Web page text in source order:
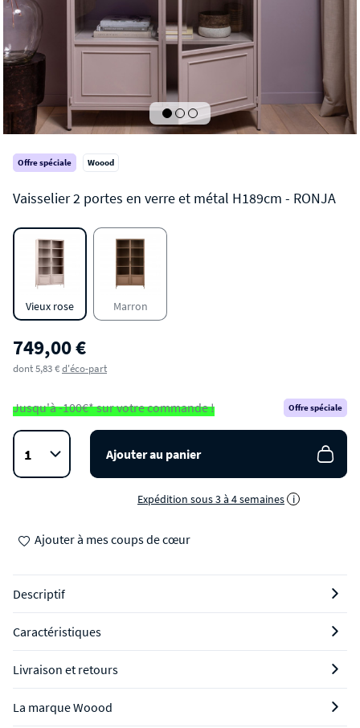
Offre spéciale Woood
RONJA
Vaisselier 2 portes en verre et métal H189cm
Vieux rose Marron
749,00 €
dont 5,83 €d'éco-part
Jusqu'à -100€* sur votre commande ! Offre spéciale
Ajouter au panier
Expédition sous 3 à 4 semaines i
Ajouter à mes coups de cœur
Descriptif
Caractéristiques
Livraison et retours
La marque Woood